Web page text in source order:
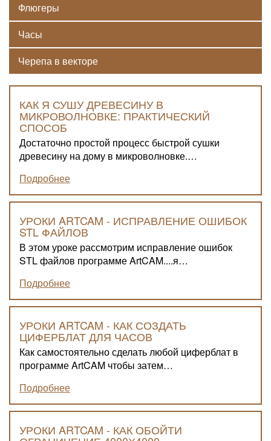
Флюгеры
Часы
Черепа в векторе
КАК Я СУШУ ДРЕВЕСИНУ В
МИКРОВОЛНОВКЕ: ПРАКТИЧЕСКИЙ
СПОСОБ
Достаточно простой процесс быстрой сушки
древесину на дому в микроволновке.…
Подробнее
УРОКИ ARTCAM - ИСПРАВЛЕНИЕ ОШИБОК
STL ФАЙЛОВ
В этом уроке рассмотрим исправление ошибок
STL файлов программе ArtCAM....я…
Подробнее
УРОКИ ARTCAM - КАК СОЗДАТЬ
ЦИФЕРБЛАТ ДЛЯ ЧАСОВ
Как самостоятельно сделать любой циферблат в
программе ArtCAM чтобы затем…
Подробнее
УРОКИ ARTCAM - КАК ОБОЙТИ